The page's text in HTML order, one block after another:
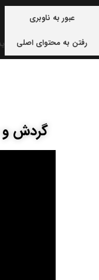
عبور به ناوبری
رفتن به محتوای اصلی
گردش و